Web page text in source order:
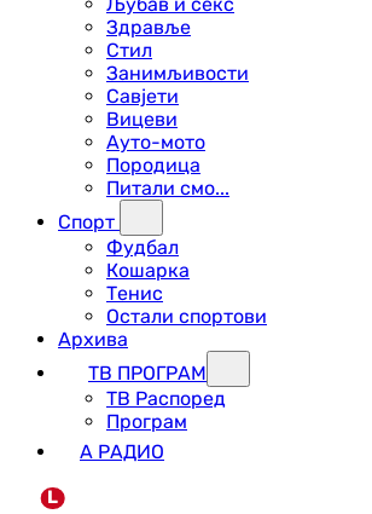
Здравље
Стил
Занимљивости
Савјети
Вицеви
Ауто-мото
Породица
Питали смо...
Спорт
Фудбал
Кошарка
Тенис
Остали спортови
Архива
ТВ ПРОГРАМ
ТВ Распоред
Програм
А РАДИО
L